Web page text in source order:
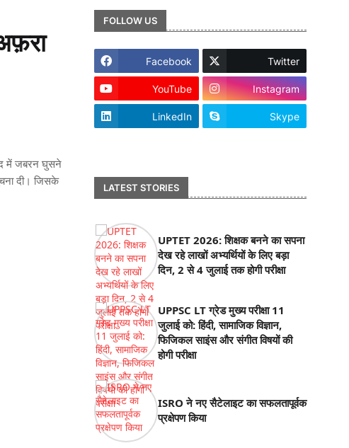
में जबरन घुसने
दी। जिसके
FOLLOW US
Facebook Twitter
YouTube Instagram
LinkedIn Skype
LATEST STORIES
UPTET 2026: शिक्षक बनने का सपना
देख रहे लाखों अभ्यर्थियों के लिए बड़ा
दिन, 2 से 4 जुलाई तक होगी परीक्षा
UPPSC LT ग्रेड मुख्य परीक्षा 11
जुलाई को: हिंदी, सामाजिक विज्ञान,
फिजिकल साइंस और संगीत विषयों की
होगी परीक्षा
ISRO ने नए सैटेलाइट का सफलतापूर्वक
प्रक्षेपण किया